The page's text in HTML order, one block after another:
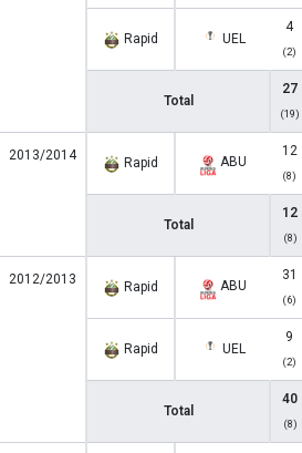
Rapid UEL
4
(2)
Total
27
(19)
2013/2014 Rapid ABU
12
(8)
Total
12
(8)
2012/2013 Rapid ABU
31
(6)
Rapid UEL
9
(2)
Total
40
(8)